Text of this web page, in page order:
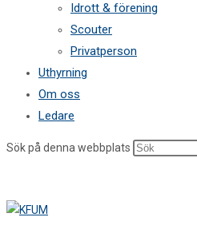
Idrott & förening
Scouter
Privatperson
Uthyrning
Om oss
Ledare
Sök på denna webbplats